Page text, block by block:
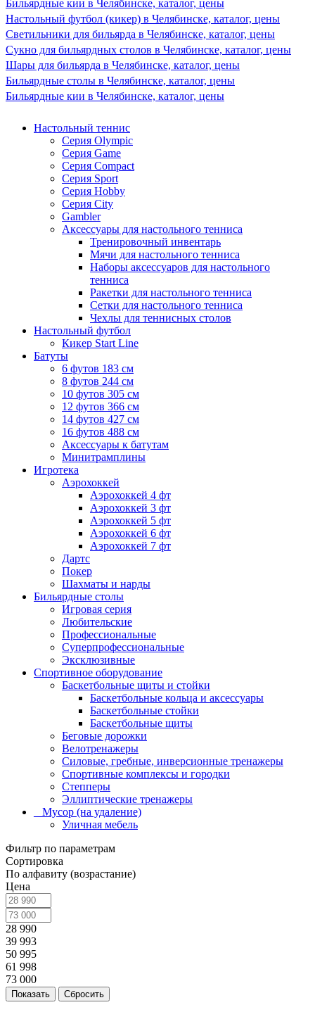
Бильярдные кии в Челябинске, каталог, цены
Настольный футбол (кикер) в Челябинске, каталог, цены
Светильники для бильярда в Челябинске, каталог, цены
Сукно для бильярдных столов в Челябинске, каталог, цены
Шары для бильярда в Челябинске, каталог, цены
Бильярдные столы в Челябинске, каталог, цены
Бильярдные кии в Челябинске, каталог, цены
Настольный теннис
Серия Olympic
Серия Game
Серия Compact
Серия Sport
Серия Hobby
Серия City
Gambler
Аксессуары для настольного тенниса
Тренировочный инвентарь
Мячи для настольного тенниса
Наборы аксессуаров для настольного
тенниса
Ракетки для настольного тенниса
Сетки для настольного тенниса
Чехлы для теннисных столов
Настольный футбол
Кикер Start Line
Батуты
6 футов 183 см
8 футов 244 см
10 футов 305 см
12 футов 366 см
14 футов 427 см
16 футов 488 см
Аксессуары к батутам
Минитрамплины
Игротека
Аэрохоккей
Аэрохоккей 4 фт
Аэрохоккей 3 фт
Аэрохоккей 5 фт
Аэрохоккей 6 фт
Аэрохоккей 7 фт
Дартс
Покер
Шахматы и нарды
Бильярдные столы
Игровая серия
Любительские
Профессиональные
Суперпрофессиональные
Эксклюзивные
Спортивное оборудование
Баскетбольные щиты и стойки
Баскетбольные кольца и аксессуары
Баскетбольные стойки
Баскетбольные щиты
Беговые дорожки
Велотренажеры
Силовые, гребные, инверсионные тренажеры
Спортивные комплексы и городки
Степперы
Эллиптические тренажеры
_ Мусор (на удаление)
Уличная мебель
Фильтр по параметрам
Сортировка
По алфавиту (возрастание)
Цена
28 990
39 993
50 995
61 998
73 000
Сбросить